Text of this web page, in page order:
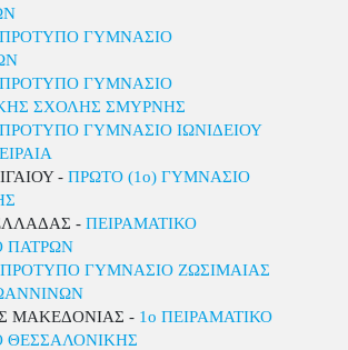
ΠΡΟΤΥΠΟ ΓΥΜΝΑΣΙΟ
ΠΡΟΤΥΠΟ ΓΥΜΝΑΣΙΟ
ΣΧΟΛΗΣ ΣΜΥΡΝΗΣ
ΠΡΟΤΥΠΟ ΓΥΜΝΑΣΙΟ ΙΩΝΙΔΕΙΟΥ
- ΠΡΩΤΟ (1ο) ΓΥΜΝΑΣΙΟ
- ΠΕΙΡΑΜΑΤΙΚΟ
ΠΑΤΡΩΝ
ΠΡΟΤΥΠΟ ΓΥΜΝΑΣΙΟ ΖΩΣΙΜΑΙΑΣ
ΜΑΚΕΔΟΝΙΑΣ - 1ο ΠΕΙΡΑΜΑΤΙΚΟ
ΘΕΣΣΑΛΟΝΙΚΗΣ